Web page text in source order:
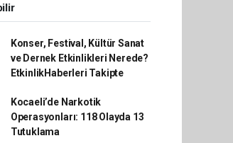
Konser, Festival, Kültür Sanat
ve Dernek Etkinlikleri Nerede?
EtkinlikHaberleri Takipte
Kocaeli’de Narkotik
Operasyonları: 118 Olayda 13
Tutuklama